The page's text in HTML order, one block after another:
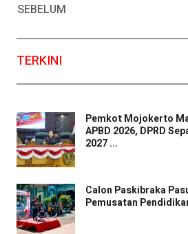
SEBELUM
TERKINI
Pemkot Mojokerto
APBD 2026, DPRD
2027 ...
Calon Paskibraka
Pemusatan